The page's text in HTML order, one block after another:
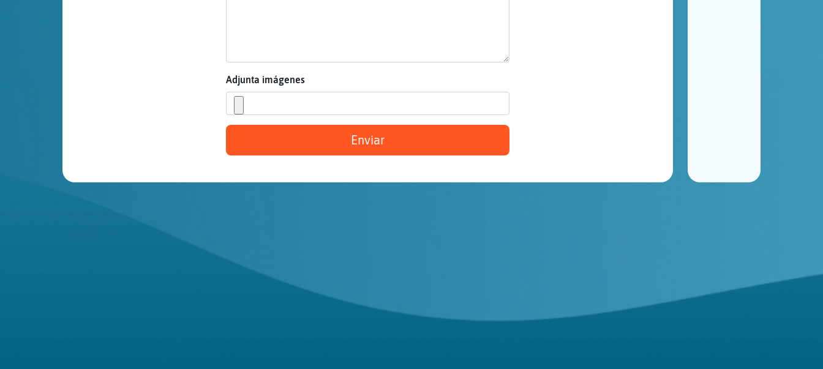
Adjunta imágenes
Enviar